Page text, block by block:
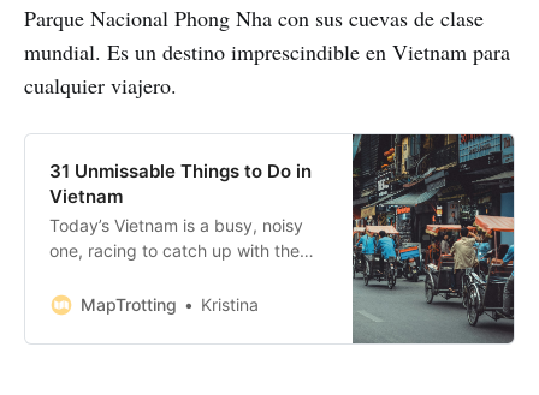
Parque Nacional Phong Nha con sus cuevas de clase
mundial. Es un destino imprescindible en Vietnam para
cualquier viajero.
31 Unmissable Things to Do in
Vietnam
Today’s Vietnam is a busy, noisy
one, racing to catch up with the
Thailand to the west. And while it
times, you’ll soon discover a
MapTrotting Kristina